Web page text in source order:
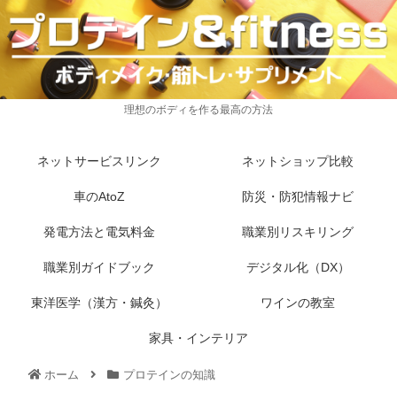
理想のボディを作る最高の方法
ネットサービスリンク ネットショップ比較
車のAtoZ 防災・防犯情報ナビ
発電方法と電気料金 職業別リスキリング
職業別ガイドブック デジタル化（DX）
東洋医学（漢方・鍼灸） ワインの教室
家具・インテリア
ホーム プロテインの知識